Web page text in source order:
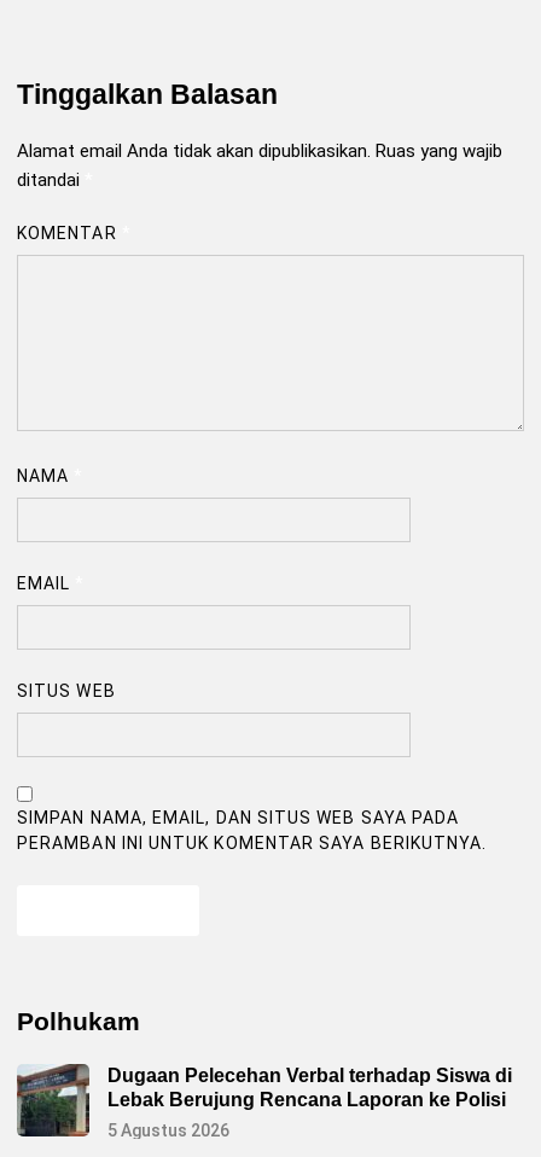
Tinggalkan Balasan
Alamat email Anda tidak akan dipublikasikan. Ruas yang wajib
ditandai
KOMENTAR
NAMA
EMAIL
SITUS WEB
SIMPAN NAMA, EMAIL, DAN SITUS WEB SAYA PADA
PERAMBAN INI UNTUK KOMENTAR SAYA BERIKUTNYA.
Polhukam
Dugaan Pelecehan Verbal terhadap Siswa di
Lebak Berujung Rencana Laporan ke Polisi
5 Agustus 2026